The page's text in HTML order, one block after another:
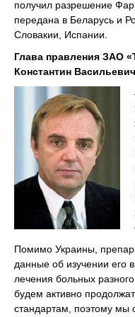
получил разрешение
передана в Беларусь и
Словакии, Испании.
Глава правления ЗАО
Константин
Помимо Украины,
данные об изучении его
лечения больных
будем активно
стандартам, поэтому мы